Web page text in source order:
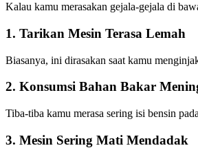
Kalau kamu merasakan gejala-gejala di
1. Tarikan Mesin Terasa Lemah
Biasanya, ini dirasakan saat kamu
2. Konsumsi Bahan Bakar
Tiba-tiba kamu merasa sering isi bensin
3. Mesin Sering Mati Mendadak